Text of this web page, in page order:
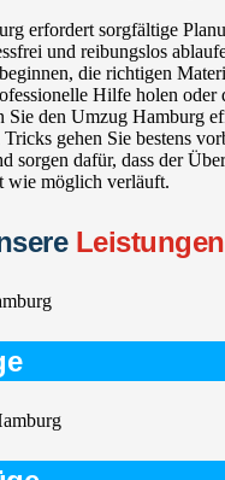
erfordert sorgfältige
und reibungslos
die richtigen
Hilfe holen
Sie den Umzug Hamburg
gehen Sie bestens
sorgen dafür, dass der
wie möglich verläuft.
Leistungen